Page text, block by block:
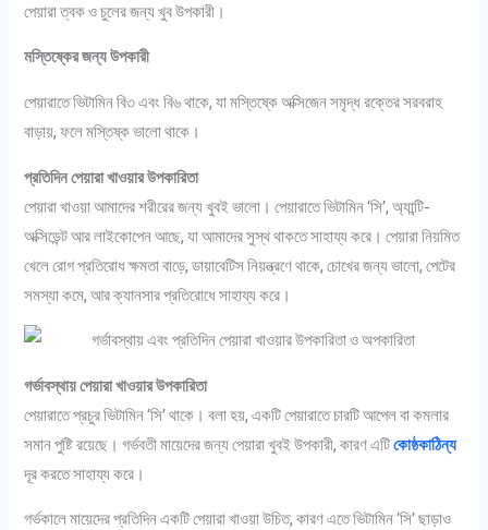
পেয়ারা ত্বক ও চুলের জন্য খুব উপকারী।
মস্তিষ্কের জন্য উপকারী
পেয়ারাতে ভিটামিন বি৩ এবং বি৬ থাকে, যা মস্তিষ্কে অক্সিজেন সমৃদ্ধ রক্তের সরবরাহ
বাড়ায়, ফলে মস্তিষ্ক ভালো থাকে।
প্রতিদিন পেয়ারা খাওয়ার উপকারিতা
পেয়ারা খাওয়া আমাদের শরীরের জন্য খুবই ভালো। পেয়ারাতে ভিটামিন ‘সি’, অ্যান্টি-
অক্সিডেন্ট আর লাইকোপেন আছে, যা আমাদের সুস্থ থাকতে সাহায্য করে। পেয়ারা নিয়মিত
খেলে রোগ প্রতিরোধ ক্ষমতা বাড়ে, ডায়াবেটিস নিয়ন্ত্রণে থাকে, চোখের জন্য ভালো, পেটের
সমস্যা কমে, আর ক্যানসার প্রতিরোধে সাহায্য করে।
গর্ভাবস্থায় পেয়ারা খাওয়ার উপকারিতা
পেয়ারাতে প্রচুর ভিটামিন ‘সি’ থাকে। বলা হয়, একটি পেয়ারাতে চারটি আপেল বা কমলার
সমান পুষ্টি রয়েছে। গর্ভবতী মায়েদের জন্য পেয়ারা খুবই উপকারী, কারণ এটিকোষ্ঠকাঠিন্য
দূর করতে সাহায্য করে।
গর্ভকালে মায়েদের প্রতিদিন একটি পেয়ারা খাওয়া উচিত, কারণ এতে ভিটামিন ‘সি’ ছাড়াও